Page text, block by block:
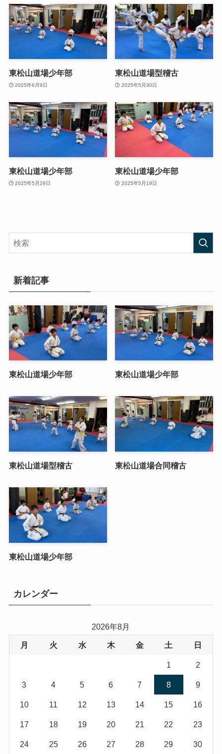
東松山道場少年部
2025年6月9日
東松山道場型稽古
2025年5月30日
東松山道場少年部
2025年5月29日
東松山道場少年部
2025年5月19日
新着記事
東松山道場少年部 東松山道場少年部
東松山道場型稽古 東松山道場合同稽古
東松山道場少年部
カレンダー
2026年8月
月 火 水 木 金 土 日
1 2
3 4 5 6 7 8 9
10 11 12 13 14 15 16
17 18 19 20 21 22 23
24 25 26 27 28 29 30